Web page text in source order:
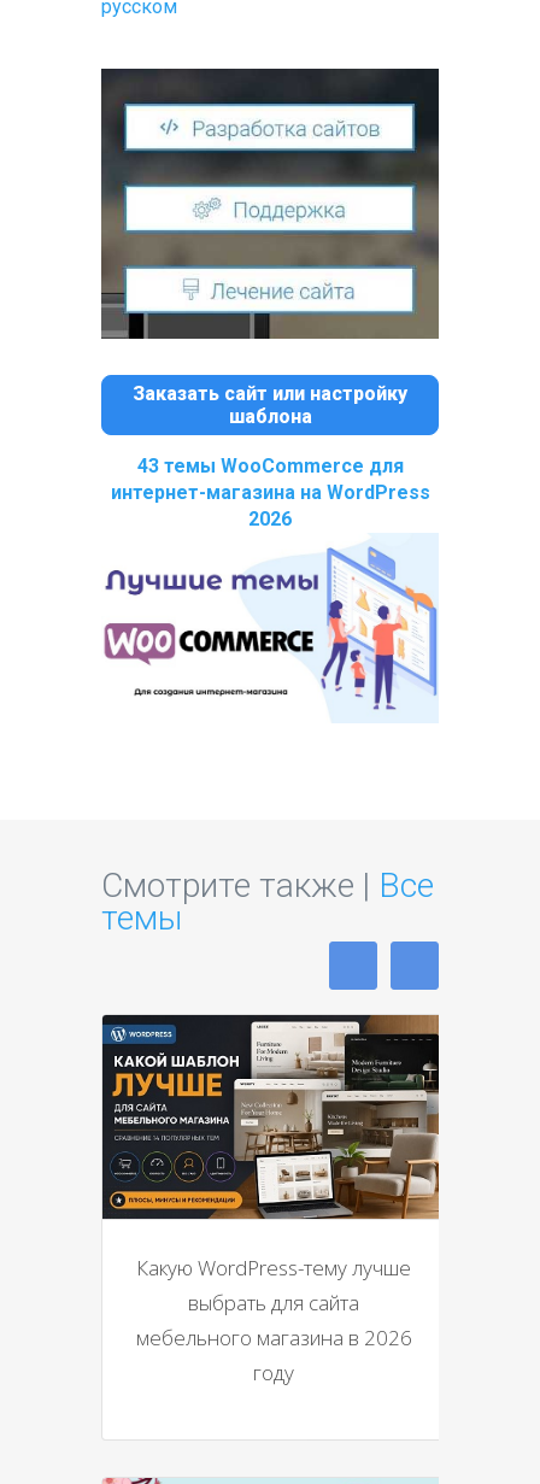
русском
Заказать сайт или настройку
шаблона
43 темы WooCommerce для
интернет-магазина на WordPress
2026
Смотрите также | Все
темы
Какую WordPress-тему лучше
выбрать для сайта
мебельного магазина в 2026
году